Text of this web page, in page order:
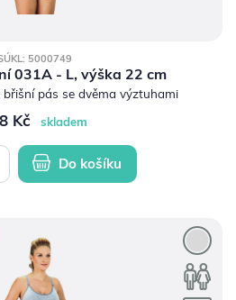
5000749
031A - L, výška 22 cm
břišní pás se dvěma výztuhami
Kč skladem
Do košíku